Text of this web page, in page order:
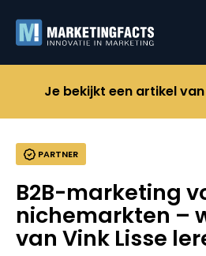
Je bekijkt een artikel van
PARTNER
B2B-marketing
nichemarkten –
van Vink Lisse